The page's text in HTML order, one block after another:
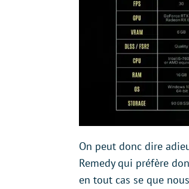
On peut donc dire
Remedy qui préfère
en tout cas se que